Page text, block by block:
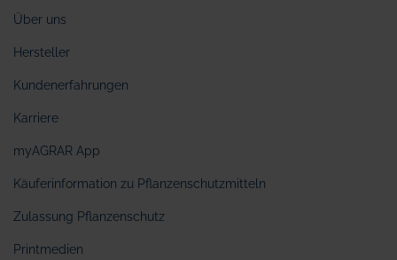
Über uns
Hersteller
Kundenerfahrungen
Karriere
myAGRAR App
Käuferinformation zu Pflanzenschutzmitteln
Zulassung Pflanzenschutz
Printmedien